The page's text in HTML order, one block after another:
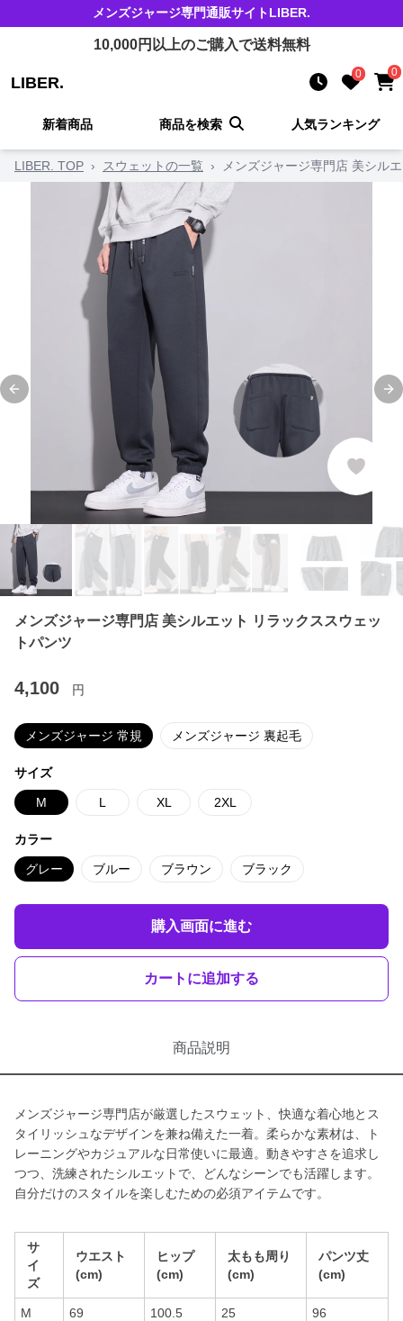
メンズジャージ専門通販サイトLIBER.
10,000円以上のご購入で送料無料
LIBER. 0 0
新着商品 商品を検索 人気ランキング
LIBER. TOP › スウェットの一覧 › メンズジャージ専門店 美シル
Previous slide
メンズジャージ専門店 美シルエット リラックススウェッ
トパンツ
4,100 円
メンズジャージ 常規 メンズジャージ 裏起毛
サイズ
M L XL 2XL
カラー
グレー ブルー ブラウン ブラック
購入画面に進む
カートに追加する
商品説明
メンズジャージ専門店が厳選したスウェット、快適な着心地とス
タイリッシュなデザインを兼ね備えた一着。柔らかな素材は、ト
レーニングやカジュアルな日常使いに最適。動きやすさを追求し
つつ、洗練されたシルエットで、どんなシーンでも活躍します。
自分だけのスタイルを楽しむための必須アイテムです。
サ
イ
ズ
ウエスト
(cm)
ヒップ
(cm)
太もも周り
(cm)
パンツ丈
(cm)
M 69 100.5 25 96